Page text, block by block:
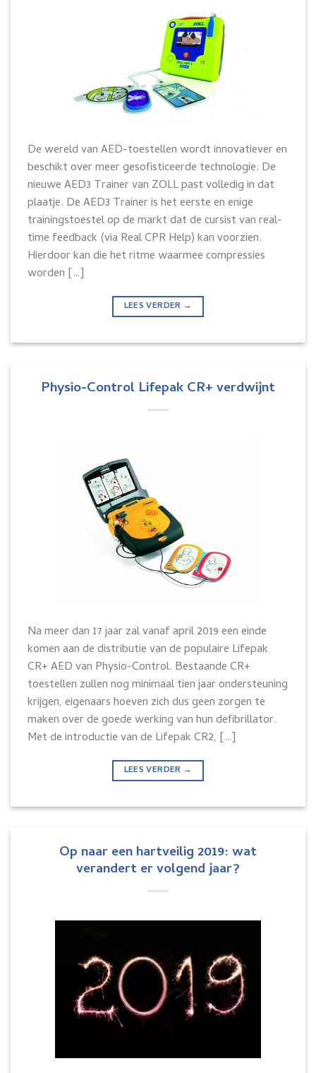
De wereld van AED-toestellen wordt innovatiever en
beschikt over meer gesofisticeerde technologie. De
nieuwe AED3 Trainer van ZOLL past volledig in dat
plaatje. De AED3 Trainer is het eerste en enige
trainingstoestel op de markt dat de cursist van real-
time feedback (via Real CPR Help) kan voorzien.
Hierdoor kan die het ritme waarmee compressies
worden […]
LEES VERDER →
Physio-Control Lifepak CR+ verdwijnt
Na meer dan 17 jaar zal vanaf april 2019 een einde
komen aan de distributie van de populaire Lifepak
CR+ AED van Physio-Control. Bestaande CR+
toestellen zullen nog minimaal tien jaar ondersteuning
krijgen, eigenaars hoeven zich dus geen zorgen te
maken over de goede werking van hun defibrillator.
Met de introductie van de Lifepak CR2, […]
LEES VERDER →
Op naar een hartveilig 2019: wat
verandert er volgend jaar?